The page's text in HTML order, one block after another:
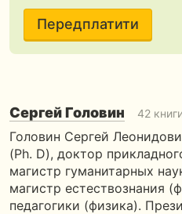
Передплатити
Сергей Головин 42
Головин Сергей
(Ph. D), доктор
магистр гуманитарных
магистр естествознания
педагогики (физика).